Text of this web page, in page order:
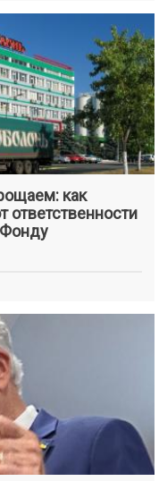
как
ответственности